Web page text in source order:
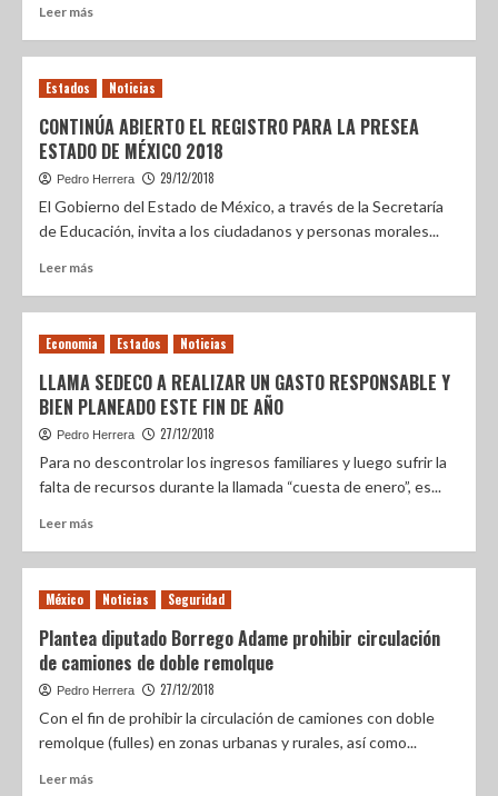
Leer más
Estados Noticias
CONTINÚA ABIERTO EL REGISTRO PARA LA PRESEA
ESTADO DE MÉXICO 2018
Pedro Herrera 29/12/2018
El Gobierno del Estado de México, a través de la Secretaría
de Educación, invita a los ciudadanos y personas morales...
Leer más
Economia Estados Noticias
LLAMA SEDECO A REALIZAR UN GASTO RESPONSABLE Y
BIEN PLANEADO ESTE FIN DE AÑO
Pedro Herrera 27/12/2018
Para no descontrolar los ingresos familiares y luego sufrir la
falta de recursos durante la llamada “cuesta de enero”, es...
Leer más
México Noticias Seguridad
Plantea diputado Borrego Adame prohibir circulación
de camiones de doble remolque
Pedro Herrera 27/12/2018
Con el fin de prohibir la circulación de camiones con doble
remolque (fulles) en zonas urbanas y rurales, así como...
Leer más